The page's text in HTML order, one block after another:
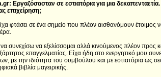
Εργαζόσασταν σε εστιατόρια για μια
επιχείρηση;
φτάσει σε ένα σημείο που πλέον αισθανόμουν
συνεχίσω να εξελίσσομαι αλλά κινούμενος πλέον προς
επαγγελματίας. Είχα ήδη στο ενεργητικό μου
με την ιδιότητα του συμβούλου και με εστιατόρια ως
βιβλία μαγειρικής.